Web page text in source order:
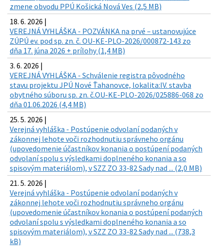
zmene obvodu PPÚ Košická Nová Ves (2,5 MB)
18. 6. 2026 |
VEREJNÁ VYHLÁŠKA - POZVÁNKA na prvé – ustanovujúce
ZÚPÚ ev. pod sp. zn. č. OU-KE-PLO-2026/000872-143 zo
dňa 17. júna 2026 + prílohy (1,4 MB)
3. 6. 2026 |
VEREJNÁ VYHLÁŠKA - Schválenie registra pôvodného
stavu projektu JPÚ Nové Ťahanovce, lokalita:IV. stavba
obytného súboru sp. zn. č.OU-KE-PLO-2026/025886-068 zo
dňa 01.06.2026 (4,4 MB)
25. 5. 2026 |
Verejná vyhláška - Postúpenie odvolaní podaných v
zákonnej lehote voči rozhodnutiu správneho orgánu
(upovedomenie účastníkov konania o postúpení podaných
odvolaní spolu s výsledkami doplneného konania a so
spisovým materiálom), v SZZ ZO 33-82 Sady nad ... (2,0 MB)
21. 5. 2026 |
Verejná vyhláška - Postúpenie odvolaní podaných v
zákonnej lehote voči rozhodnutiu správneho orgánu
(upovedomenie účastníkov konania o postúpení podaných
odvolaní spolu s výsledkami doplneného konania a so
spisovým materiálom), v SZZ ZO 33-82 Sady nad ... (738,3
kB)